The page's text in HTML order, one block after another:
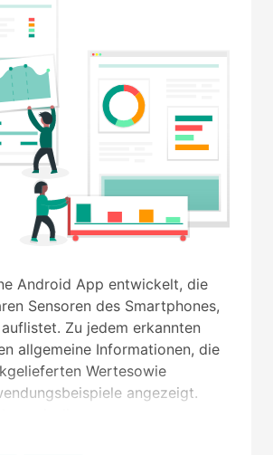
Android App entwickelt, die
Sensoren des Smartphones,
Zu jedem erkannten
allgemeine Informationen, die
Wertesowie
angezeigt.
wir die